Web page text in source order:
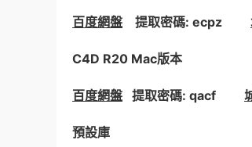
百度網盤 提取密碼: ecpz
C4D R20 Mac版本
百度網盤 提取密碼: qacf
預設庫